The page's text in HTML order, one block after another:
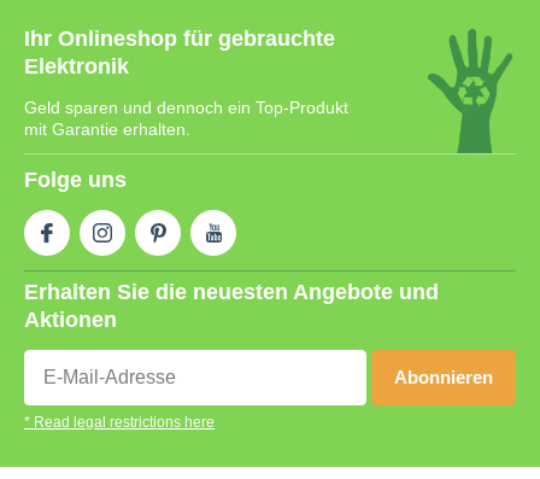
Ihr Onlineshop für gebrauchte
Elektronik
Geld sparen und dennoch ein Top-Produkt
mit Garantie erhalten.
Folge uns
Erhalten Sie die neuesten Angebote und
Aktionen
Abonnieren
* Read legal restrictions here